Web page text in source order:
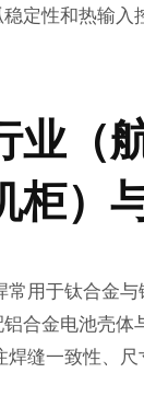
定性和热输
业（
柜）
用于钛合金
合金电池壳
缝一致性、尺